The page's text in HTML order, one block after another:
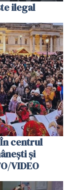
ilegal
centrul
și
VIDEO